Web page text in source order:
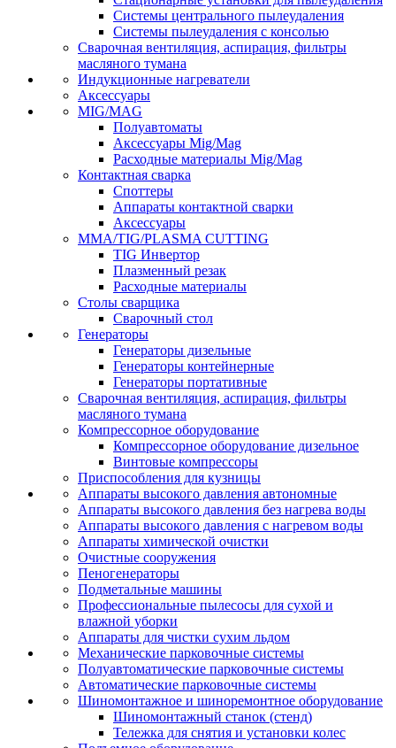
Системы центрального пылеудаления
Системы пылеудаления с консолью
Сварочная вентиляция, аспирация, фильтры
масляного тумана
Индукционные нагреватели
Аксессуары
MIG/MAG
Полуавтоматы
Аксессуары Mig/Mag
Расходные материалы Mig/Mag
Контактная сварка
Споттеры
Аппараты контактной сварки
Аксессуары
MMA/TIG/PLASMA CUTTING
TIG Инвертор
Плазменный резак
Расходные материалы
Столы сварщика
Сварочный стол
Генераторы
Генераторы дизельные
Генераторы контейнерные
Генераторы портативные
Сварочная вентиляция, аспирация, фильтры
масляного тумана
Компрессорное оборудование
Компрессорное оборудование дизельное
Винтовые компрессоры
Приспособления для кузницы
Аппараты высокого давления автономные
Аппараты высокого давления без нагрева воды
Аппараты высокого давления с нагревом воды
Аппараты химической очистки
Очистные сооружения
Пеногенераторы
Подметальные машины
Профессиональные пылесосы для сухой и
влажной уборки
Аппараты для чистки сухим льдом
Механические парковочные системы
Полуавтоматические парковочные системы
Автоматические парковочные системы
Шиномонтажное и шиноремонтное оборудование
Шиномонтажный станок (стенд)
Тележка для снятия и установки колес